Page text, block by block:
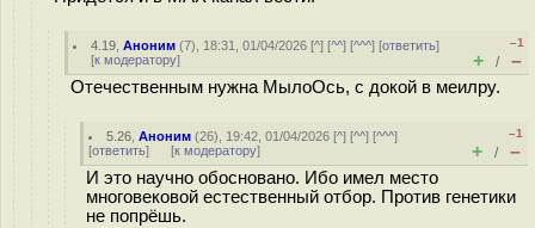
4.19 ,Аноним (7), 18:31, 01/04/2026 [^] [^^] [^^^] [ответить]
[к модератору]
–1
+ / –
Отечественным нужна МылоОсь, с докой в меилру.
5.26 ,Аноним (26), 19:42, 01/04/2026 [^] [^^] [^^^]
[ответить] [к модератору]
–1
+ / –
И это научно обосновано. Ибо имел место
многовековой естественный отбор. Против генетики
не попрёшь.